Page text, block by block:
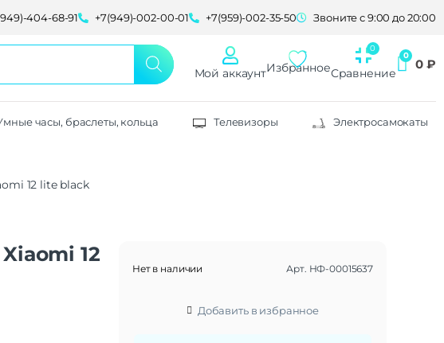
404-68-91 +7(949)-002-00-01 +7(959)-002-35-50 Звоните с 9:00 до 20:00
Мой аккаунтИзбранноеСравнение
0 ₽
часы, браслеты, кольца Телевизоры Электросамокаты
12 lite black
12
Нет в наличии Арт. НФ-00015637
Добавить в избранное